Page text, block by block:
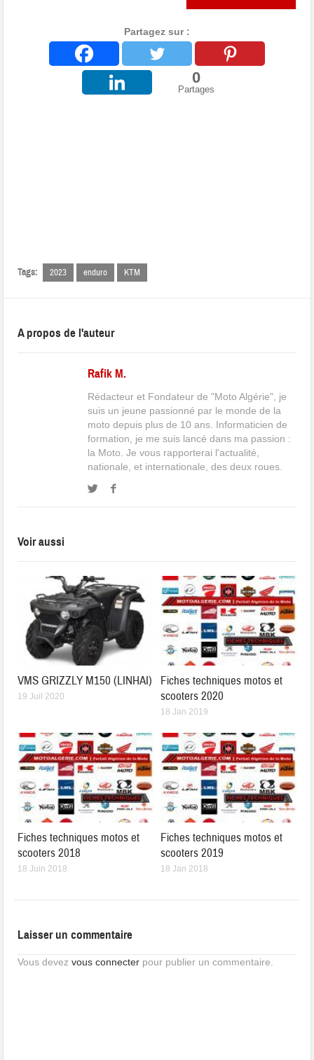
Partagez sur :
0
Partages
Tags: 2023 enduro KTM
A propos de l'auteur
Rafik M.
Rédacteur et Fondateur de "Moto Algérie", je
suis un jeune passionné par le monde de la
moto depuis plus de 10 ans. Informaticien de
formation, je me suis lancé dans ma passion :
la Moto. Je vous rapporterai l'actualité,
nationale, et internationale, des deux roues.
Voir aussi
VMS GRIZZLY M150 (LINHAI)
19 Juil 2020
Fiches techniques motos et
scooters 2020
18 Jan 2019
Fiches techniques motos et
scooters 2018
18 Juin 2018
Fiches techniques motos et
scooters 2019
18 Jan 2018
Laisser un commentaire
Vous devezvous connecter pour publier un commentaire.